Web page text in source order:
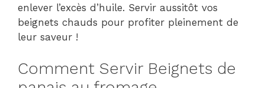
enlever l’excès d’huile. Servir aussitôt vos
beignets chauds pour profiter pleinement de
leur saveur !
Comment Servir Beignets de